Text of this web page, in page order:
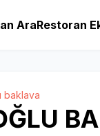
AraRestoran
baklava